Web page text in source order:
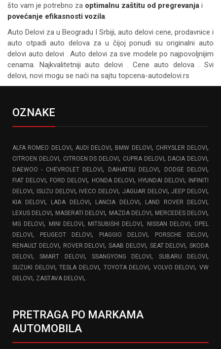
što vam je potrebno za optimalnu zaštitu od pregrevanja i
povećanje efikasnosti vozila.
Auto Delovi za u Beogradu I Srbiji, auto delovi cene, prodavnice i
auto otpadi auto delova za u čijoj ponudi su originalni auto
delovi auto delovi . Auto delovi za sve modele po najpovoljnijim
cenama. Najkvalitetniji auto delovi . Cene auto delova . Svi
delovi, novi mogu se naći na sajtu topcena-autodelovi.rs
OZNAKE
ALFA ROMEO DELOVI , AUDI DELOVI , BMW DELOVI , CHRYSLER DELOVI ,
CITROEN DELOVI , CITROEN DS DELOVI , CUPRA DELOVI , DACIA DELOVI ,
DAEWOO - CHEVROLET DELOVI, DAIHATSU DELOVI, DODGE DELOVI,
FIAT DELOVI, FORD DELOVI, HONDA DELOVI , HYUNDAI DELOVI ,
INFINITI
DELOVI , ISUZU DELOVI , IVECO DELOVI , JAGUAR DELOVI ,JEEP DELOVI ,
KIA DELOVI , LADA DELOVI , LANCIA DELOVI , LAND ROVER DELOVI ,
LEXUS DELOVI, MASERATI DELOVI, MAZDA DELOVI , MERCEDES DELOVI,
MG DELOVI, MINI DELOVI , MITSUBISHI DELOVI, NISSAN DELOVI , OPEL
DELOVI , PEUGEOT DELOVI , PIAGGIO DELOVI , PORSCHE DELOVI ,
RENAULT DELOVI , ROVER DELOVI, SAAB DELOVI , SEAT DELOVI, SKODA
DELOVI ,SMART DELOVI ,SSANGYONG DELOVI, SUBARU DELOVI,
SUZUKI DELOVI ,TESLA DELOVI , TOYOTA DELOVI, VOLVO DELOVI, VW
DELOVI , ZASTAVA DELOVI ,
PRETRAGA PO MARKAMA
AUTOMOBILA